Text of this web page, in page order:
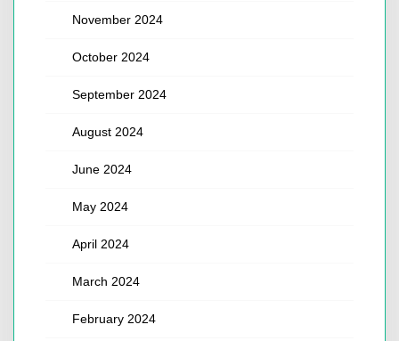
November 2024
October 2024
September 2024
August 2024
June 2024
May 2024
April 2024
March 2024
February 2024